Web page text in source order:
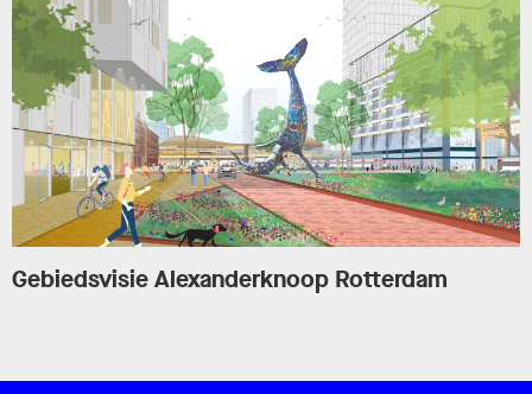
Gebiedsvisie Alexanderknoop Rotterdam